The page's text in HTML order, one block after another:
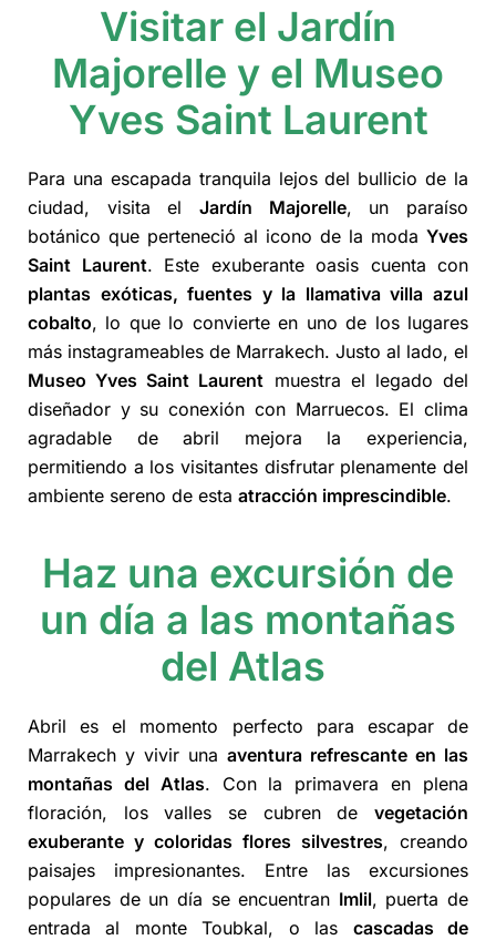
Visitar el Jardín
Majorelle y el Museo
Yves Saint Laurent
Para una escapada tranquila lejos del bullicio de la
ciudad, visita el Jardín Majorelle, un paraíso
botánico que perteneció al icono de la moda Yves
Saint Laurent. Este exuberante oasis cuenta con
plantas exóticas, fuentes y la llamativa villa azul
cobalto, lo que lo convierte en uno de los lugares
más instagrameables de Marrakech. Justo al lado, el
Museo Yves Saint Laurent muestra el legado del
diseñador y su conexión con Marruecos. El clima
agradable de abril mejora la experiencia,
permitiendo a los visitantes disfrutar plenamente del
ambiente sereno de esta atracción imprescindible.
Haz una excursión de
un día a las montañas
del Atlas
Abril es el momento perfecto para escapar de
Marrakech y vivir una aventura refrescante en las
montañas del Atlas. Con la primavera en plena
floración, los valles se cubren de vegetación
exuberante y coloridas flores silvestres, creando
paisajes impresionantes. Entre las excursiones
populares de un día se encuentran Imlil, puerta de
entrada al monte Toubkal, o las cascadas de